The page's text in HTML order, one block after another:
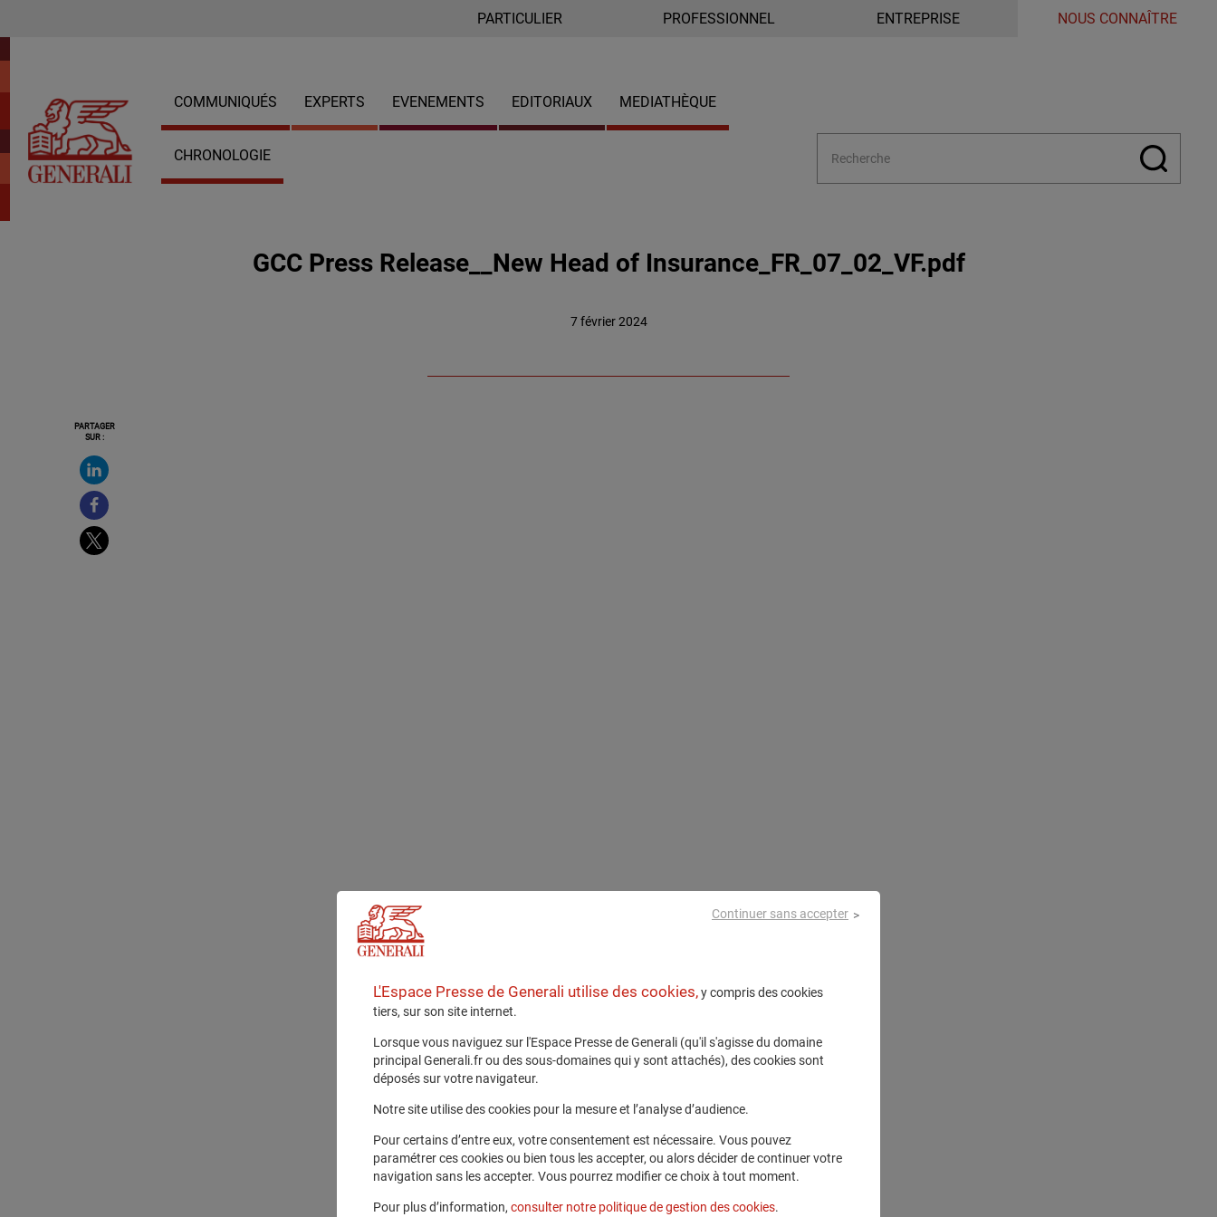
PARTICULIER PROFESSIONNEL ENTREPRISE NOUS CONNAÎTRE
COMMUNIQUÉS EXPERTS EVENEMENTS EDITORIAUX MEDIATHÈQUE
CHRONOLOGIE
GCC Press Release__New Head of Insurance_FR_07_02_VF.pdf
7 février 2024
PARTAGER
SUR :
L'Espace Presse de Generali utilise des cookies,y compris des cookies
tiers, sur son site internet.
Lorsque vous naviguez sur l'Espace Presse de Generali (qu'il s'agisse du domaine
principal Generali.fr ou des sous-domaines qui y sont attachés), des cookies sont
déposés sur votre navigateur.
Notre site utilise des cookies pour la mesure et l’analyse d’audience.
Pour certains d’entre eux, votre consentement est nécessaire. Vous pouvez
paramétrer ces cookies ou bien tous les accepter, ou alors décider de continuer votre
navigation sans les accepter. Vous pourrez modifier ce choix à tout moment.
Pour plus d’information, consulter notre politique de gestion des cookies.
Continuer sans accepter